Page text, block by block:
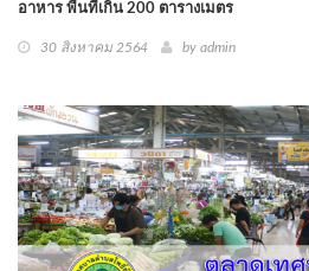
อาหาร พืนที่เกิน 200 ตารางเมตร
30 สิงหาคม 2564 by admin